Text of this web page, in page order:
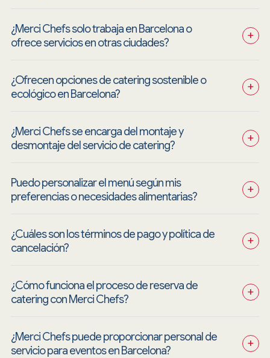
¿Merci Chefs solo trabaja en Barcelona o
ofrece servicios en otras ciudades?
+
¿Ofrecen opciones de catering sostenible o
ecológico en Barcelona?
+
¿Merci Chefs se encarga del montaje y
desmontaje del servicio de catering?
+
Puedo personalizar el menú según mis
preferencias o necesidades alimentarias?
+
¿Cuáles son los términos de pago y política de
cancelación?
+
¿Cómo funciona el proceso de reserva de
catering con Merci Chefs?
+
¿Merci Chefs puede proporcionar personal de
servicio para eventos en Barcelona?
+